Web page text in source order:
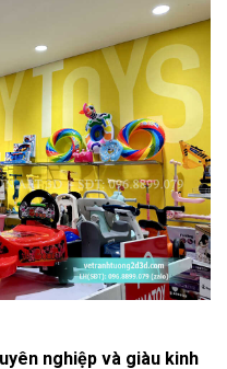
nghiệp và giàu kinh